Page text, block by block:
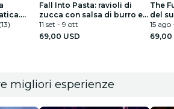
a
(13)
Fall Into Pasta: ravioli di
zucca con salsa di burro e
salvia - Charlotte
11 set - 9 ott
69,00 USD
The
del
15
69,00
migliori esperienze